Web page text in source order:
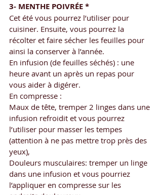
3- MENTHE POIVRÉE *
Cet été vous pourrez l’utiliser pour
cuisiner. Ensuite, vous pourrez la
récolter et faire sécher les feuilles pour
ainsi la conserver à l’année.
En infusion (de feuilles séchés) : une
heure avant un après un repas pour
vous aider à digérer.
En compresse :
Maux de tête, tremper 2 linges dans une
infusion refroidit et vous pourrez
l’utiliser pour masser les tempes
(attention à ne pas mettre trop près des
yeux),
Douleurs musculaires: tremper un linge
dans une infusion et vous pourriez
l’appliquer en compresse sur les